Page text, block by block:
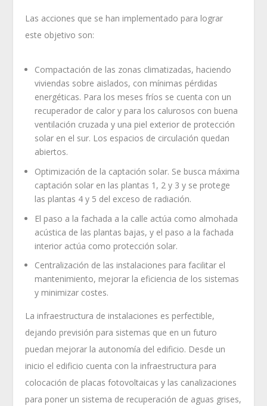
Las acciones que se han implementado para lograr
este objetivo son:
Compactación de las zonas climatizadas, haciendo
viviendas sobre aislados, con mínimas pérdidas
energéticas. Para los meses fríos se cuenta con un
recuperador de calor y para los calurosos con buena
ventilación cruzada y una piel exterior de protección
solar en el sur. Los espacios de circulación quedan
abiertos.
Optimización de la captación solar. Se busca máxima
captación solar en las plantas 1, 2 y 3 y se protege
las plantas 4 y 5 del exceso de radiación.
El paso a la fachada a la calle actúa como almohada
acústica de las plantas bajas, y el paso a la fachada
interior actúa como protección solar.
Centralización de las instalaciones para facilitar el
mantenimiento, mejorar la eficiencia de los sistemas
y minimizar costes.
La infraestructura de instalaciones es perfectible,
dejando previsión para sistemas que en un futuro
puedan mejorar la autonomía del edificio. Desde un
inicio el edificio cuenta con la infraestructura para
colocación de placas fotovoltaicas y las canalizaciones
para poner un sistema de recuperación de aguas grises,